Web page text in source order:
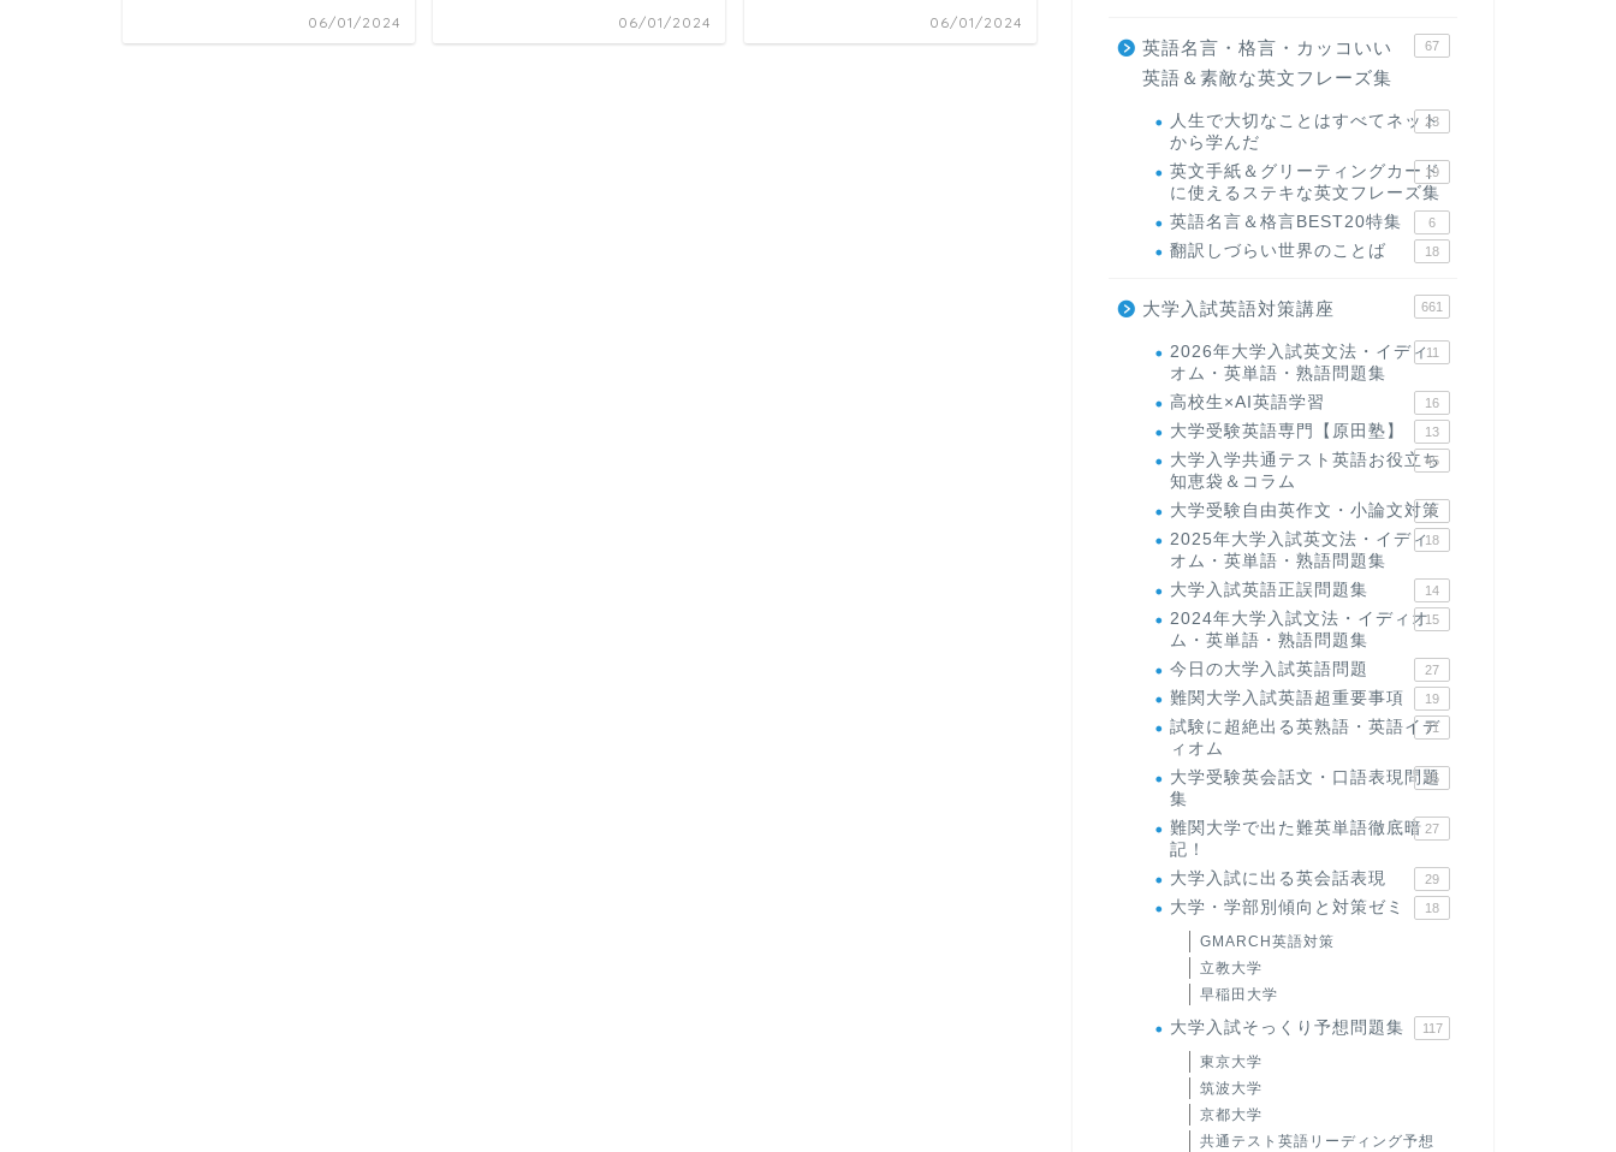
06/01/2024
06/01/2024
06/01/2024
英語名言・格言・カッコいい
英語＆素敵な英文フレーズ集
67
人生で大切なことはすべてネット
から学んだ
23
英文手紙＆グリーティングカード
に使えるステキな英文フレーズ集
19
英語名言＆格言BEST20特集 6
翻訳しづらい世界のことば 18
大学入試英語対策講座 661
2026年大学入試英文法・イディ
オム・英単語・熟語問題集
11
高校生×AI英語学習 16
大学受験英語専門【原田塾】 13
大学入学共通テスト英語お役立ち
知恵袋＆コラム
45
大学受験自由英作文・小論文対策
8
2025年大学入試英文法・イディ
オム・英単語・熟語問題集
18
大学入試英語正誤問題集 14
2024年大学入試文法・イディオ
ム・英単語・熟語問題集
15
今日の大学入試英語問題 27
難関大学入試英語超重要事項 19
試験に超絶出る英熟語・英語イデ
ィオム
71
大学受験英会話文・口語表現問題
集
35
難関大学で出た難英単語徹底暗
記！
27
大学入試に出る英会話表現 29
大学・学部別傾向と対策ゼミ 18
GMARCH英語対策
立教大学
早稲田大学
大学入試そっくり予想問題集 117
東京大学
筑波大学
京都大学
共通テスト英語リーディング予想